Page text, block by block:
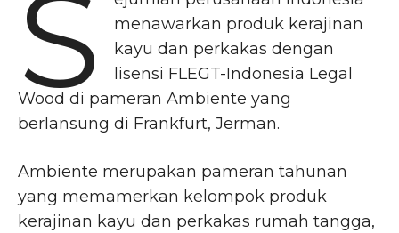
S
menawarkan produk kerajinan
kayu dan perkakas dengan
lisensi FLEGT-Indonesia Legal
Wood di pameran Ambiente yang
berlansung di Frankfurt, Jerman.
Ambiente merupakan pameran tahunan
yang memamerkan kelompok produk
kerajinan kayu dan perkakas rumah tangga,